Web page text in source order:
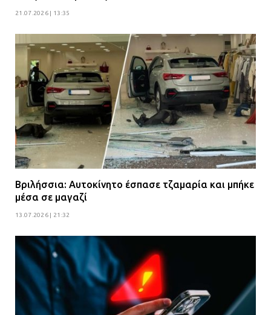
21.07.2026 | 13:35
Βριλήσσια: Αυτοκίνητο έσπασε τζαμαρία και μπήκε
μέσα σε μαγαζί
13.07.2026 | 21:32